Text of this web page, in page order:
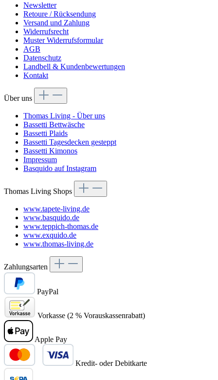
Newsletter
Retoure / Rücksendung
Versand und Zahlung
Widerrufsrecht
Muster Widerrufsformular
AGB
Datenschutz
Landbell & Kundenbewertungen
Kontakt
Über uns
Thomas Living - Über uns
Bassetti Bettwäsche
Bassetti Plaids
Bassetti Tagesdecken gesteppt
Bassetti Kimonos
Impressum
Basquido auf Instagram
Thomas Living Shops
www.tapete-living.de
www.basquido.de
www.teppich-thomas.de
www.exquido.de
www.thomas-living.de
Zahlungsarten
PayPal
Vorkasse (2 % Vorauskassenrabatt)
Apple Pay
Kredit- oder Debitkarte